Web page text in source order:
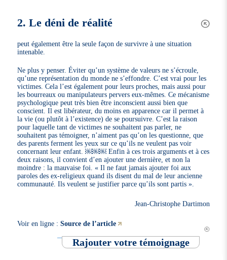
2. Le déni de réalité
peut également être la seule façon de survivre à une situation
intenable.
Ne plus y penser. Éviter qu’un système de valeurs ne s’écroule,
qu’une représentation du monde ne s’effondre. C’est vrai pour les
victimes. Cela l’est également pour leurs proches, mais aussi pour
les bourreaux ou manipulateurs pervers eux-mêmes. Ce mécanisme
psychologique peut très bien être inconscient aussi bien que
conscient. Il est libérateur, du moins en apparence car il permet à
la vie (ou plutôt à l’existence) de se poursuivre. C’est la raison
pour laquelle tant de victimes ne souhaitent pas parler, ne
souhaitent pas témoigner, n’aiment pas qu’on les questionne, que
des parents ferment les yeux sur ce qu’ils ne veulent pas voir
concernant leur enfant. ￼￼￼ Enfin à ces trois arguments et à ces
deux raisons, il convient d’en ajouter une dernière, et non la
moindre : la mauvaise foi. « Il ne faut jamais ajouter foi aux
paroles des ex-religieux quand ils disent du mal de leur ancienne
communauté. Ils veulent se justifier parce qu’ils sont partis ».
Jean-Christophe Dartimon
Voir en ligne :Source de l’article
Rajouter votre témoignage